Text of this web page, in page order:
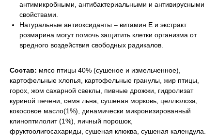
антимикробными, антибактериальными и антивирусными
свойствами.
Натуральные антиоксиданты – витамин E и экстракт
розмарина могут помочь защитить клетки организма от
вредного воздействия свободных радикалов.
Состав: мясо птицы 40% (сушеное и измельченное),
картофельные хлопья, картофельные гранулы, жир птицы,
горох, жом сахарной свеклы, пивные дрожжи, гидролизат
куриной печени, семя льнa, сушеная морковь, целлюлоза,
кокосовое масло(1%), динамически микронизированный
клиноптилолит (1%), яичный порошок,
фруктоолигосахариды, сушеная клюква, сушеная календула.